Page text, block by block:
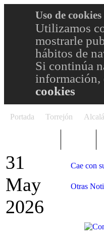
Uso de cookies
Utilizamos
mostrarle
hábitos de
Si continúa
información,
cookies
Portada Torrejón Alcalá
31
May
2026
Cae con
Otras